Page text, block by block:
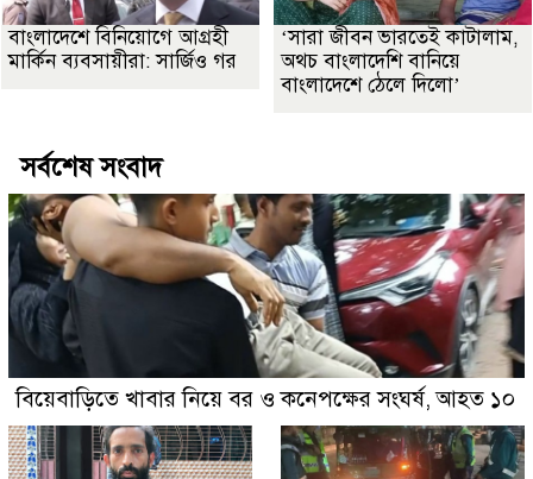
বাংলাদেশে বিনিয়োগে আগ্রহী
মার্কিন ব্যবসায়ীরা: সার্জিও গর
‘সারা জীবন ভারতেই কাটালাম,
অথচ বাংলাদেশি বানিয়ে
বাংলাদেশে ঠেলে দিলো’
সর্বশেষ সংবাদ
বিয়েবাড়িতে খাবার নিয়ে বর ও কনেপক্ষের সংঘর্ষ, আহত ১০